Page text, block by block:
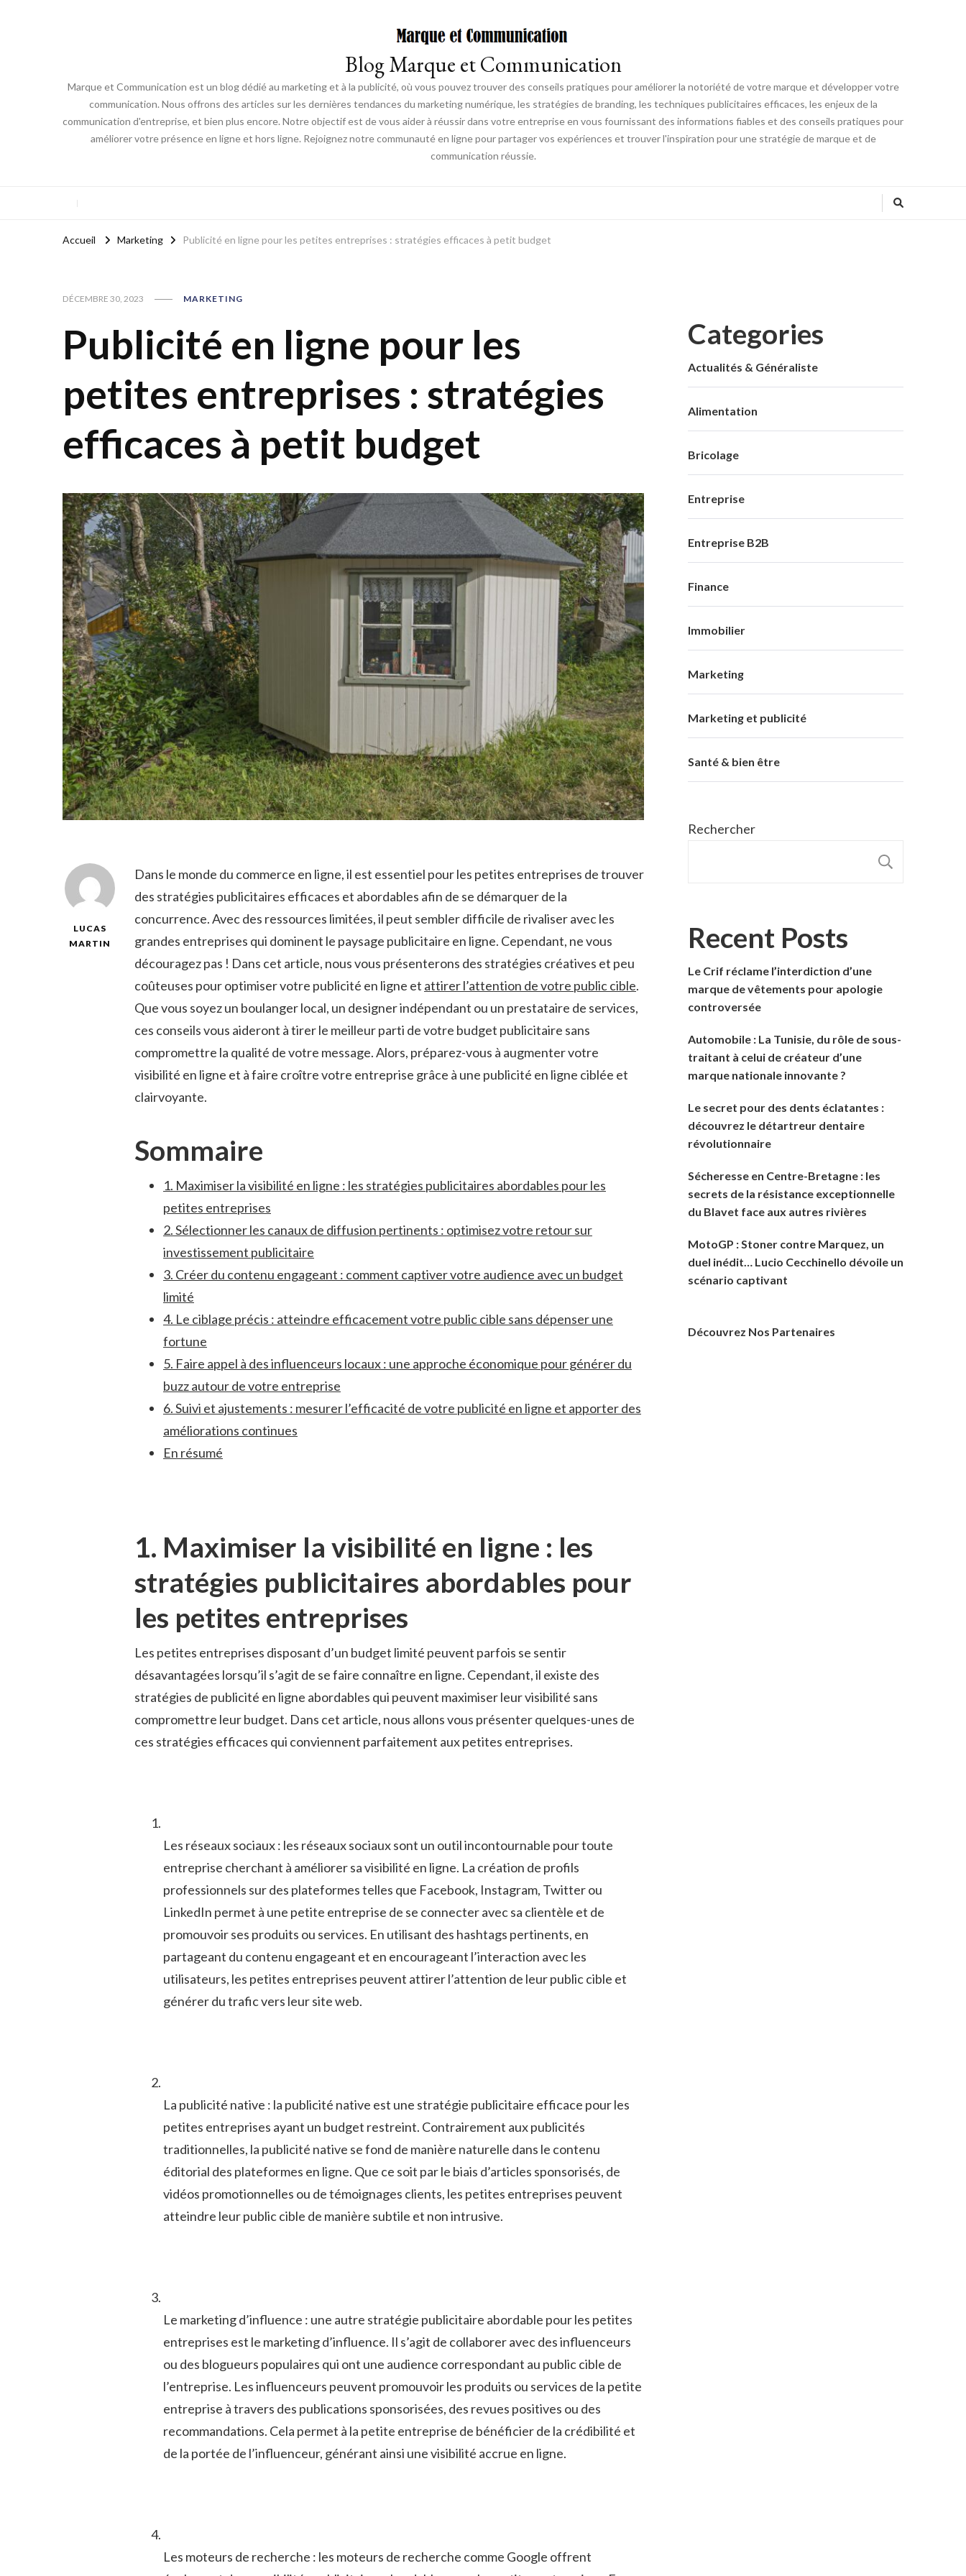
Blog Marque et Communication
Marque et Communication est un blog dédié au marketing et à la publicité, où vous pouvez trouver des conseils pratiques pour améliorer la notoriété de votre marque et développer votre
communication. Nous offrons des articles sur les dernières tendances du marketing numérique, les stratégies de branding, les techniques publicitaires efficaces, les enjeux de la
communication d'entreprise, et bien plus encore. Notre objectif est de vous aider à réussir dans votre entreprise en vous fournissant des informations fiables et des conseils pratiques pour
améliorer votre présence en ligne et hors ligne. Rejoignez notre communauté en ligne pour partager vos expériences et trouver l'inspiration pour une stratégie de marque et de
communication réussie.
Accueil Marketing Publicité en ligne pour les petites entreprises : stratégies efficaces à petit budget
DÉCEMBRE 30, 2023 MARKETING
Publicité en ligne pour les
petites entreprises : stratégies
efficaces à petit budget
LUCAS
MARTIN
Dans le⁤ monde du‍ commerce ‍en ligne, il‌ est essentiel ⁣pour les ​petites entreprises de trouver
des stratégies publicitaires efficaces et abordables afin⁢ de se démarquer de la
concurrence. Avec des ressources‌ limitées, il ⁤peut sembler difficile ⁢de rivaliser avec les
grandes entreprises qui ⁤dominent le paysage⁣ publicitaire en ligne. Cependant, ne vous
découragez ⁢pas !⁢ Dans cet article, ‍nous vous ⁣présenterons ⁤des stratégies‌ créatives ⁣et peu
coûteuses pour ⁢optimiser votre publicité en ligne et attirer⁣ l’attention de votre public cible.
Que vous soyez un ⁣boulanger local, un‌ designer ‌indépendant ou un prestataire de ​services,
‍ces conseils​ vous ‍aideront à tirer⁤ le ⁢meilleur parti de votre ​budget publicitaire sans
‍compromettre ⁣la qualité⁤ de⁣ votre message. Alors, préparez-vous‌ à augmenter votre
visibilité ​en ligne et‌ à faire croître ⁢votre entreprise grâce à une publicité‌ en ligne ⁤ciblée et
clairvoyante.
Sommaire
1. Maximiser la visibilité‌ en ligne : les stratégies publicitaires abordables pour ⁢les
⁤petites entreprises
2. Sélectionner les canaux de diffusion pertinents : optimisez votre retour‍ sur
investissement publicitaire
3. Créer du contenu engageant : comment ‌captiver votre audience avec un budget
limité
4. Le ciblage précis : atteindre efficacement votre ‌public cible⁣ sans dépenser‌ une‌
fortune
5. ​Faire‍ appel ​à des influenceurs locaux ⁢: une approche⁢ économique pour générer du
buzz autour de ⁣votre entreprise
6. Suivi et ajustements : mesurer ‍l’efficacité ⁤de votre publicité en ligne et⁣ apporter des
améliorations continues
En résumé
1. Maximiser la ‌visibilité en ligne : les
stratégies publicitaires abordables pour
les petites⁣ entreprises
Les petites⁤ entreprises ⁢disposant⁢ d’un budget limité ‌peuvent parfois se⁢ sentir
désavantagées lorsqu’il s’agit de se faire connaître en ⁤ligne.⁤ Cependant, il existe des⁢
stratégies de publicité en ligne abordables qui peuvent⁣ maximiser leur​ visibilité‍ sans
⁢compromettre leur budget.⁣ Dans cet article, nous allons vous présenter quelques-unes de
ces stratégies efficaces qui conviennent parfaitement aux petites ​entreprises.
Les réseaux sociaux ⁤: les réseaux ​sociaux sont un⁢ outil‍ incontournable pour ‍toute
entreprise cherchant à ‌améliorer​ sa visibilité en ligne. La création de profils⁢
professionnels sur​ des plateformes telles ‌que Facebook, Instagram, Twitter ou
LinkedIn‍ permet‍ à une⁣ petite entreprise de se connecter avec​ sa clientèle ⁢et de ​
promouvoir ses‍ produits⁢ ou services. En​ utilisant des‌ hashtags‌ pertinents, en
partageant du contenu engageant et en encourageant l’interaction⁢ avec​ les
utilisateurs,⁣ les petites entreprises peuvent attirer ‌l’attention de leur public cible et
⁢générer du trafic vers leur site web.
La publicité ​native : la publicité ‍native⁢ est⁤ une stratégie publicitaire ⁣efficace‌ pour les
petites entreprises ‌ayant un budget ‍restreint. Contrairement aux publicités
traditionnelles, ⁣la publicité native se fond de manière naturelle dans le⁤ contenu
éditorial des plateformes en ligne.⁤ Que⁣ ce soit par le biais‍ d’articles sponsorisés, ⁤de
vidéos promotionnelles⁣ ou de témoignages clients, les petites entreprises peuvent
atteindre leur public ‌cible ‌de manière ‌subtile et non intrusive.
Le marketing d’influence⁤ : une autre stratégie publicitaire abordable pour les petites⁣
entreprises est le marketing d’influence. Il s’agit⁢ de ‌collaborer avec des‍ influenceurs
ou ‍des blogueurs‍ populaires qui‌ ont ‍une audience⁢ correspondant au public ‌cible de
l’entreprise. Les influenceurs peuvent promouvoir les produits⁣ ou services ⁢de‍ la⁣ petite
entreprise à travers des publications sponsorisées, des‍ revues⁣ positives ou des
recommandations.⁢ Cela permet à la petite entreprise de bénéficier de‌ la crédibilité et
de la ​portée de l’influenceur, générant ⁤ainsi une visibilité accrue en ligne.
Les‌ moteurs⁣ de recherche : les moteurs de recherche comme Google offrent
Categories
Actualités & Généraliste
Alimentation
Bricolage
Entreprise
Entreprise B2B
Finance
Immobilier
Marketing
Marketing et publicité
Santé & bien être
Rechercher
Recent Posts
Le Crif réclame l’interdiction d’une
marque de vêtements pour apologie
controversée
Automobile : La Tunisie, du rôle de sous-
traitant à celui de créateur d’une
marque nationale innovante ?
Le secret pour des dents éclatantes :
découvrez le détartreur dentaire
révolutionnaire
Sécheresse en Centre-Bretagne : les
secrets de la résistance exceptionnelle
du Blavet face aux autres rivières
MotoGP : Stoner contre Marquez, un
duel inédit… Lucio Cecchinello dévoile un
scénario captivant
Découvrez Nos Partenaires